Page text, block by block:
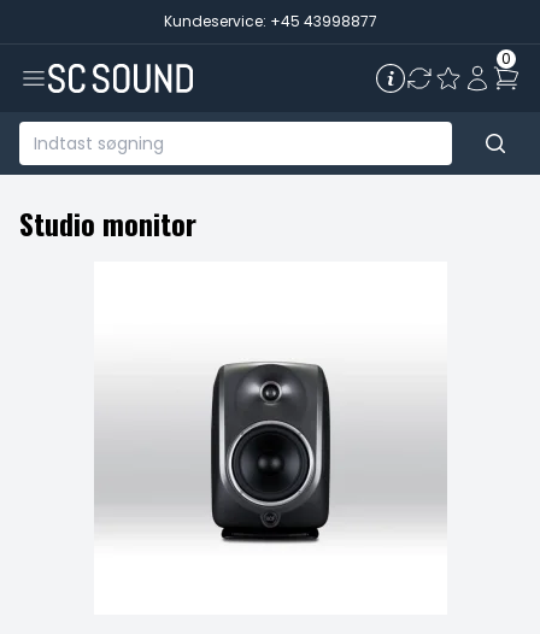
Kundeservice: +45 43998877
0
Studio monitor